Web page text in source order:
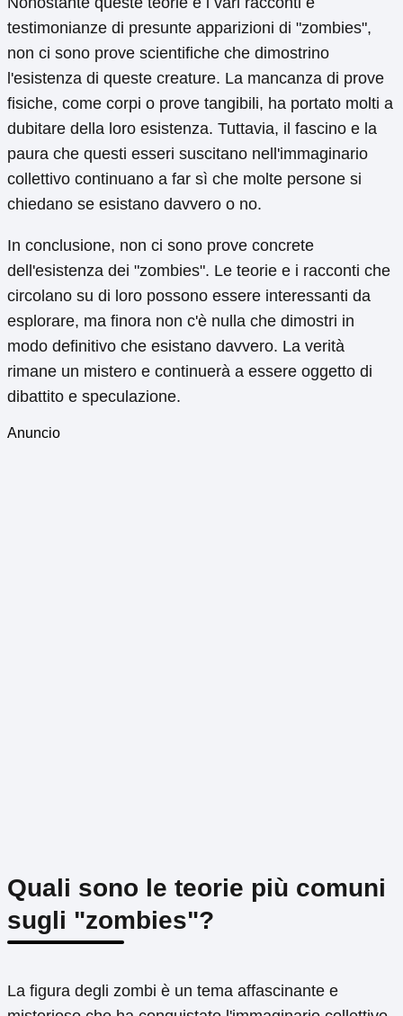
testimonianze di presunte apparizioni di "zombies",
non ci sono prove scientifiche che dimostrino
l'esistenza di queste creature. La mancanza di prove
fisiche, come corpi o prove tangibili, ha portato molti a
dubitare della loro esistenza. Tuttavia, il fascino e la
paura che questi esseri suscitano nell'immaginario
collettivo continuano a far sì che molte persone si
chiedano se esistano davvero o no.
In conclusione, non ci sono prove concrete
dell'esistenza dei "zombies". Le teorie e i racconti che
circolano su di loro possono essere interessanti da
esplorare, ma finora non c'è nulla che dimostri in
modo definitivo che esistano davvero. La verità
rimane un mistero e continuerà a essere oggetto di
dibattito e speculazione.
Anuncio
Quali sono le teorie più comuni
sugli "zombies"?
La figura degli zombi è un tema affascinante e